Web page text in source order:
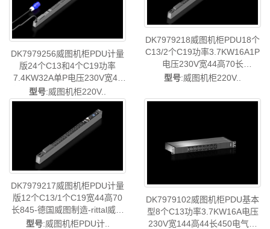
DK7979256威图机柜PDU计量
版24个C13和4个C19功率
7.4KW32A单P电压230V宽44
高70长1695电气连接类型中东
欧-德国威图制造-rittal威图空调
维修威图电柜威图母线威图风
扇威图PDU威图售后
DK7979.256
型号:威图机柜220V..
DK7979218威图机柜PDU18个
C13/2个C19功率3.7KW16A1P
电压230V宽44高70长
1095PDU计量版电气连接类型
空调维修威图电柜威图母线威
型号:威图机柜220V..
DK7979217威图机柜PDU计量
版12个C13/1个C19宽44高70
长845-德国威图制造-rittal威图
空调维修威图电柜威图母线威
型号:威图机柜PDU计..
DK7979102威图机柜PDU基本
型8个C13功率3.7KW16A电压
230V宽144高44长450电气连